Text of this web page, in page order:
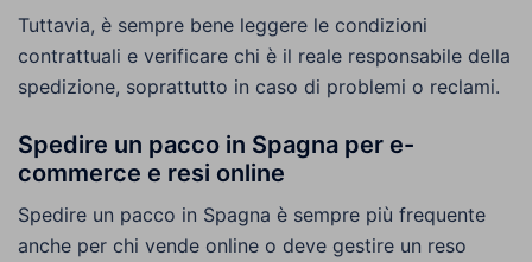
Tuttavia, è sempre bene leggere le condizioni
contrattuali e verificare chi è il reale responsabile della
spedizione, soprattutto in caso di problemi o reclami.
Spedire un pacco in Spagna per e-
commerce e resi online
Spedire un pacco in Spagna è sempre più frequente
anche per chi vende online o deve gestire un reso